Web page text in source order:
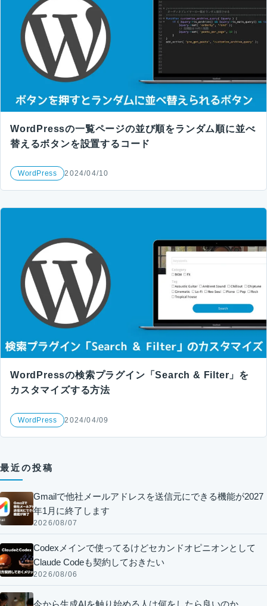
WordPressの一覧ページの並び順をランダム順に並べ
替えるボタンを設置するコード
WordPress 2024/04/10
WordPressの検索プラグイン「Search & Filter」を
カスタマイズする方法
WordPress 2024/04/09
最近の投稿
Gmailで他社メールアドレスを送信元にできる機能が2027
年1月に終了します
2026/08/07
Codexメインで使ってるけどセカンドオピニオンとして
Claude Codeも契約しておきたい
2026/08/06
今から生成AIを触り始める人は何をしたら良いのか